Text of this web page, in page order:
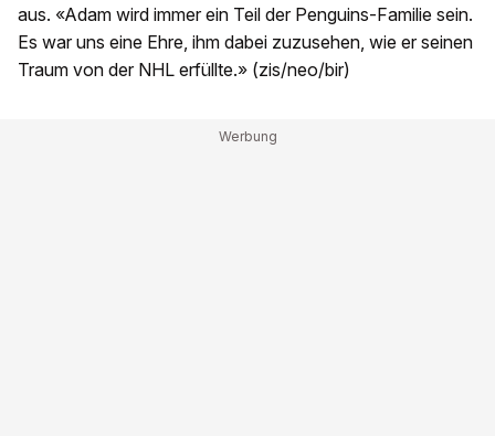
aus. «Adam wird immer ein Teil der Penguins-Familie sein.
Es war uns eine Ehre, ihm dabei zuzusehen, wie er seinen
Traum von der NHL erfüllte.» (zis/neo/bir)